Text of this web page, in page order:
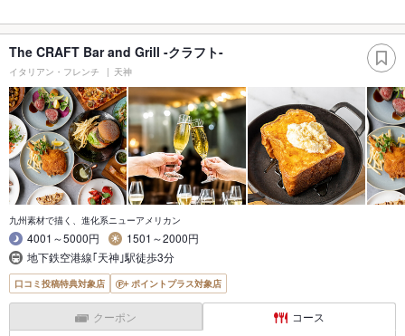
The CRAFT Bar and Grill -クラフト-
イタリアン・フレンチ 天神
九州素材で描く、進化系ニューアメリカン
4001～5000円
1501～2000円
地下鉄空港線｢天神｣駅徒歩3分
口コミ投稿特典対象店 ポイントプラス対象店
クーポン コース